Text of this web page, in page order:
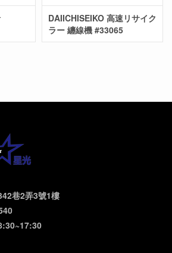
DAIICHISEIKO 高速リサイク
ラー 纏線機 #33065
巷2弄3號1樓